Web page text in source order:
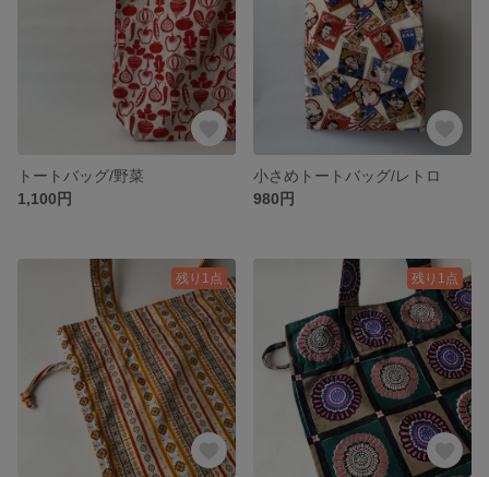
トートバッグ/野菜
1,100円
小さめトートバッグ/レトロ
980円
残り1点 残り1点